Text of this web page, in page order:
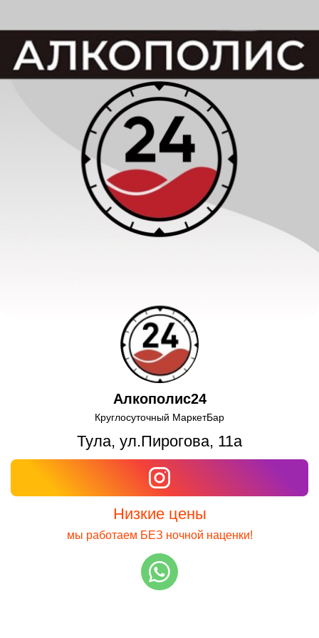
Aлкополис24
Круглосуточный МаркетБар
Тула, ул.Пирогова, 11а
Низкие цены
мы работаем БЕЗ ночной наценки!